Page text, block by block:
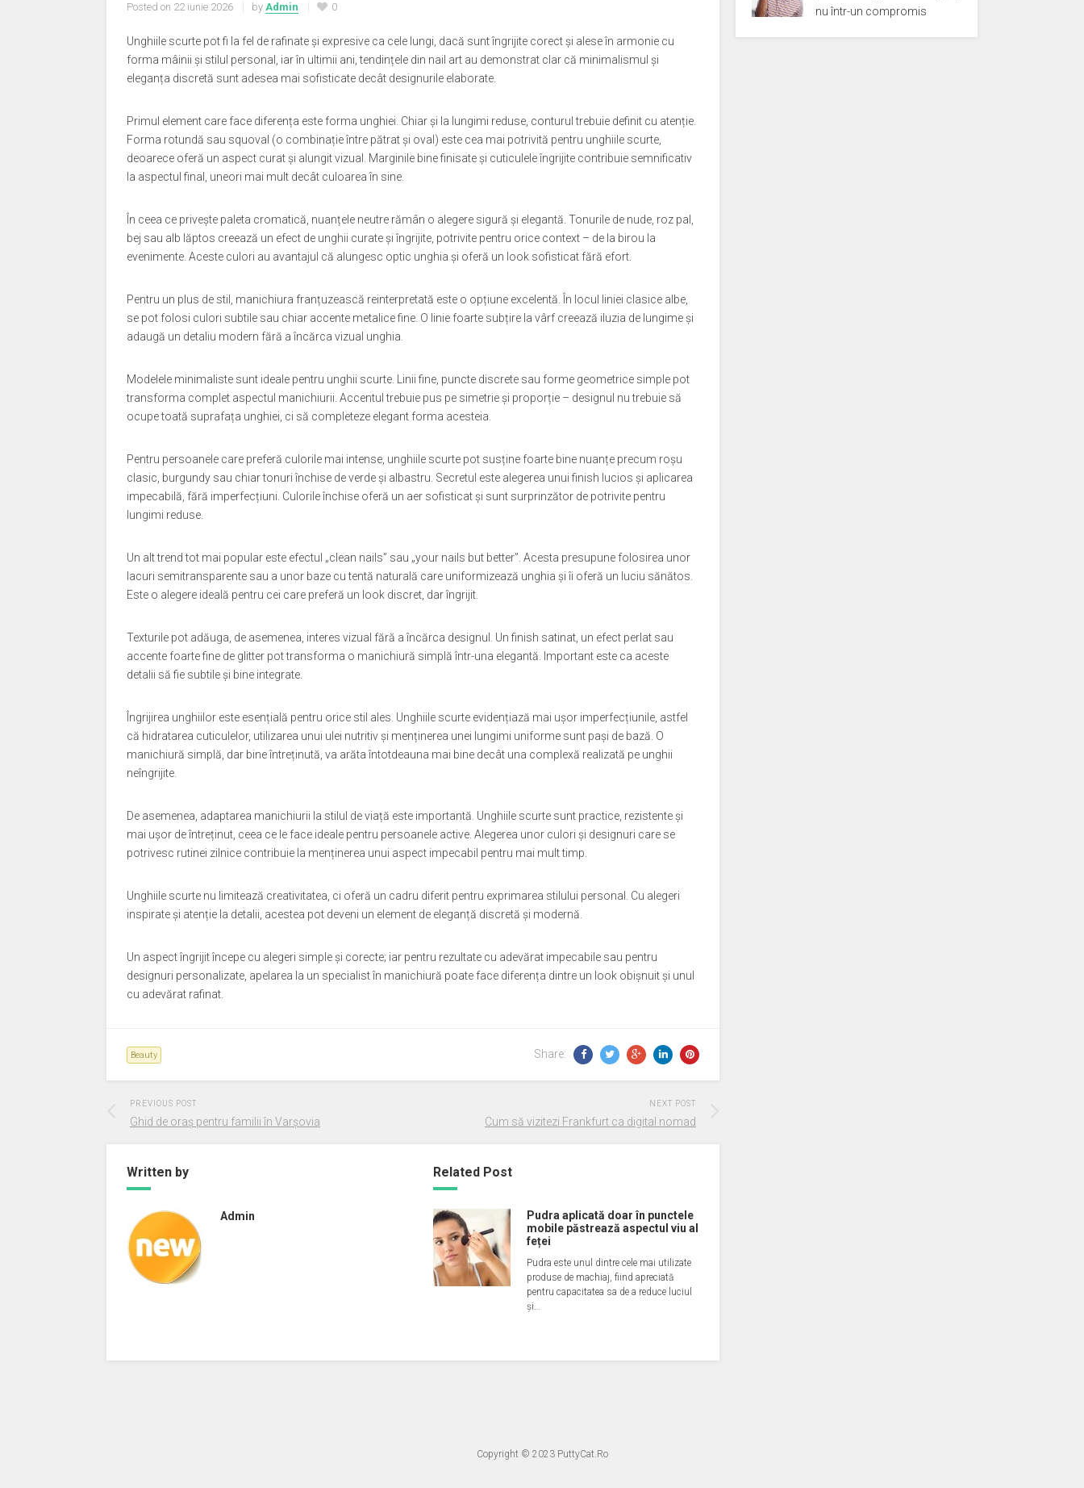
Posted on 22 iunie 2026 by Admin 0
Unghiile scurte pot fi la fel de rafinate și expresive ca cele lungi, dacă sunt îngrijite corect și alese în armonie cu
forma mâinii și stilul personal, iar în ultimii ani, tendințele din nail art au demonstrat clar că minimalismul și
eleganța discretă sunt adesea mai sofisticate decât designurile elaborate.
Primul element care face diferența este forma unghiei. Chiar și la lungimi reduse, conturul trebuie definit cu atenție.
Forma rotundă sau squoval (o combinație între pătrat și oval) este cea mai potrivită pentru unghiile scurte,
deoarece oferă un aspect curat și alungit vizual. Marginile bine finisate și cuticulele îngrijite contribuie semnificativ
la aspectul final, uneori mai mult decât culoarea în sine.
În ceea ce privește paleta cromatică, nuanțele neutre rămân o alegere sigură și elegantă. Tonurile de nude, roz pal,
bej sau alb lăptos creează un efect de unghii curate și îngrijite, potrivite pentru orice context – de la birou la
evenimente. Aceste culori au avantajul că alungesc optic unghia și oferă un look sofisticat fără efort.
Pentru un plus de stil, manichiura franțuzească reinterpretată este o opțiune excelentă. În locul liniei clasice albe,
se pot folosi culori subtile sau chiar accente metalice fine. O linie foarte subțire la vârf creează iluzia de lungime și
adaugă un detaliu modern fără a încărca vizual unghia.
Modelele minimaliste sunt ideale pentru unghii scurte. Linii fine, puncte discrete sau forme geometrice simple pot
transforma complet aspectul manichiurii. Accentul trebuie pus pe simetrie și proporție – designul nu trebuie să
ocupe toată suprafața unghiei, ci să completeze elegant forma acesteia.
Pentru persoanele care preferă culorile mai intense, unghiile scurte pot susține foarte bine nuanțe precum roșu
clasic, burgundy sau chiar tonuri închise de verde și albastru. Secretul este alegerea unui finish lucios și aplicarea
impecabilă, fără imperfecțiuni. Culorile închise oferă un aer sofisticat și sunt surprinzător de potrivite pentru
lungimi reduse.
Un alt trend tot mai popular este efectul „clean nails” sau „your nails but better”. Acesta presupune folosirea unor
lacuri semitransparente sau a unor baze cu tentă naturală care uniformizează unghia și îi oferă un luciu sănătos.
Este o alegere ideală pentru cei care preferă un look discret, dar îngrijit.
Texturile pot adăuga, de asemenea, interes vizual fără a încărca designul. Un finish satinat, un efect perlat sau
accente foarte fine de glitter pot transforma o manichiură simplă într-una elegantă. Important este ca aceste
detalii să fie subtile și bine integrate.
Îngrijirea unghiilor este esențială pentru orice stil ales. Unghiile scurte evidențiază mai ușor imperfecțiunile, astfel
că hidratarea cuticulelor, utilizarea unui ulei nutritiv și menținerea unei lungimi uniforme sunt pași de bază. O
manichiură simplă, dar bine întreținută, va arăta întotdeauna mai bine decât una complexă realizată pe unghii
neîngrijite.
De asemenea, adaptarea manichiurii la stilul de viață este importantă. Unghiile scurte sunt practice, rezistente și
mai ușor de întreținut, ceea ce le face ideale pentru persoanele active. Alegerea unor culori și designuri care se
potrivesc rutinei zilnice contribuie la menținerea unui aspect impecabil pentru mai mult timp.
Unghiile scurte nu limitează creativitatea, ci oferă un cadru diferit pentru exprimarea stilului personal. Cu alegeri
inspirate și atenție la detalii, acestea pot deveni un element de eleganță discretă și modernă.
Un aspect îngrijit începe cu alegeri simple și corecte; iar pentru rezultate cu adevărat impecabile sau pentru
designuri personalizate, apelarea la un specialist în manichiură poate face diferența dintre un look obișnuit și unul
cu adevărat rafinat.
Beauty Share:
PREVIOUS POST
Ghid de oraș pentru familii în Varșovia
NEXT POST
Cum să vizitezi Frankfurt ca digital nomad
Written by
Admin
Related Post
Pudra aplicată doar în punctele
mobile păstrează aspectul viu al
feței
Pudra este unul dintre cele mai utilizate
produse de machiaj, fiind apreciată
pentru capacitatea sa de a reduce luciul
și…
nu într-un compromis
Copyright © 2023 PuttyCat.Ro